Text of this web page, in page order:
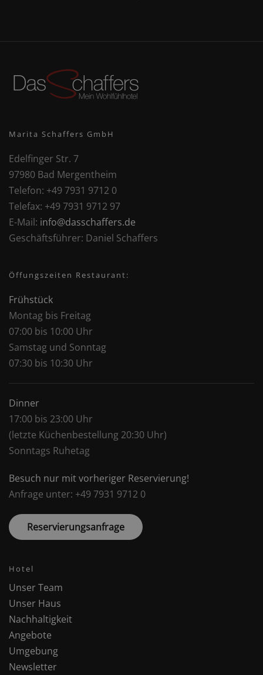
Marita Schaffers GmbH
Edelfinger Str. 7
97980 Bad Mergentheim
Telefon: +49 7931 9712 0
Telefax: +49 7931 9712 97
E-Mail: info@dasschaffers.de
Geschäftsführer: Daniel Schaffers
Öffungszeiten Restaurant:
Frühstück
Montag bis Freitag
07:00 bis 10:00 Uhr
Samstag und Sonntag
07:30 bis 10:30 Uhr
Dinner
17:00 bis 23:00 Uhr
(letzte Küchenbestellung 20:30 Uhr)
Sonntags Ruhetag
Besuch nur mit vorheriger Reservierung!
Anfrage unter: +49 7931 9712 0
Reservierungsanfrage
Hotel
Unser Team
Unser Haus
Nachhaltigkeit
Angebote
Umgebung
Newsletter